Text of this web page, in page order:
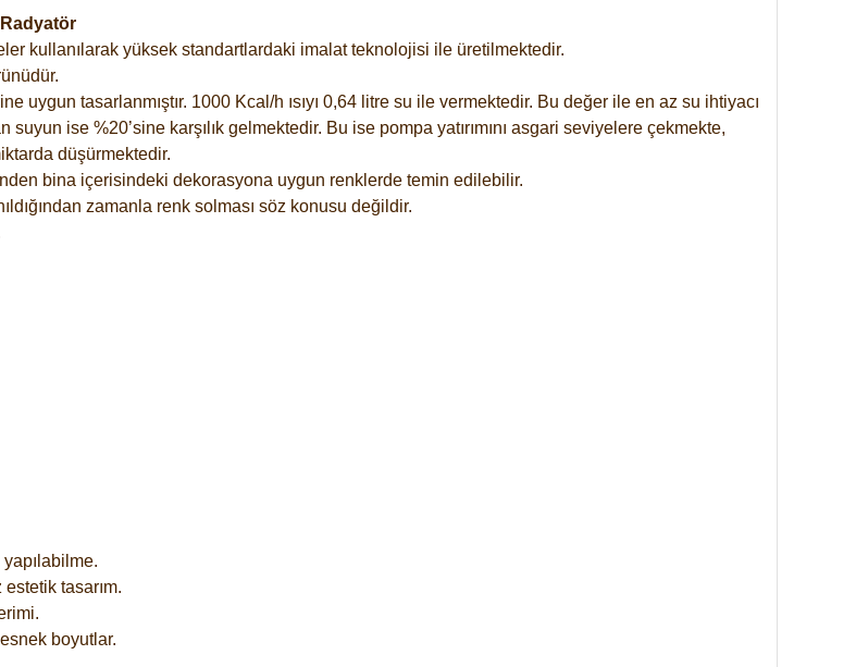
kullanılarak yüksek standartlardaki imalat teknolojisi ile üretilmektedir.
uygun tasarlanmıştır. 1000 Kcal/h ısıyı 0,64 litre su ile vermektedir. Bu değer ile en az su ihtiyacı
ise %20’sine karşılık gelmektedir. Bu ise pompa yatırımını asgari seviyelere çekmekte,
düşürmektedir.
bina içerisindeki dekorasyona uygun renklerde temin edilebilir.
zamanla renk solması söz konusu değildir.
tasarım.
boyutlar.